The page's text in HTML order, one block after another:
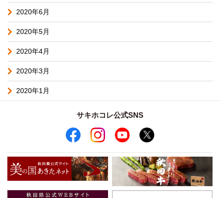
2020年6月
2020年5月
2020年4月
2020年3月
2020年1月
サキホコレ公式SNS